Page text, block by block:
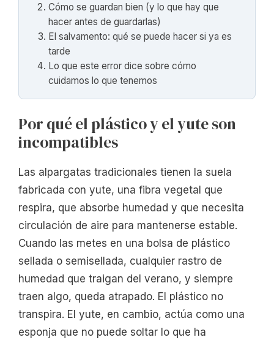
Cómo se guardan bien (y lo que hay que
hacer antes de guardarlas)
El salvamento: qué se puede hacer si ya es
tarde
Lo que este error dice sobre cómo
cuidamos lo que tenemos
Por qué el plástico y el yute son
incompatibles
Las alpargatas tradicionales tienen la suela
fabricada con yute, una fibra vegetal que
respira, que absorbe humedad y que necesita
circulación de aire para mantenerse estable.
Cuando las metes en una bolsa de plástico
sellada o semisellada, cualquier rastro de
humedad que traigan del verano, y siempre
traen algo, queda atrapado. El plástico no
transpira. El yute, en cambio, actúa como una
esponja que no puede soltar lo que ha